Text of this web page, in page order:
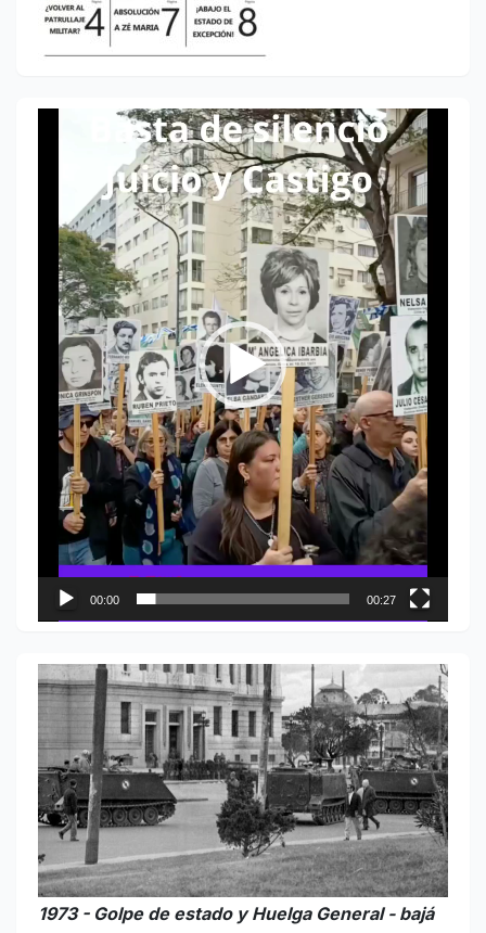
Reproductor
00:00 00:27
1973 - Golpe de estado y Huelga General - bajá